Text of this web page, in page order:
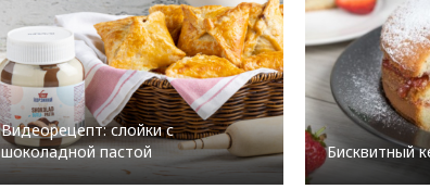
Видеорецепт: слойки с
шоколадной пастой
Бисквитный